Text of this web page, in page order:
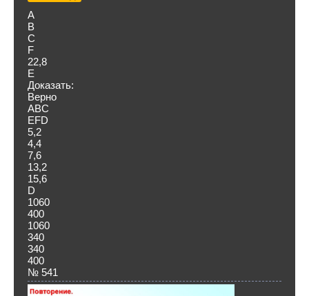
А
В
С
F
22,8
E
Доказать:
Верно
ABC
EFD
5,2
4,4
7,6
13,2
15,6
D
1060
400
1060
340
340
400
№ 541